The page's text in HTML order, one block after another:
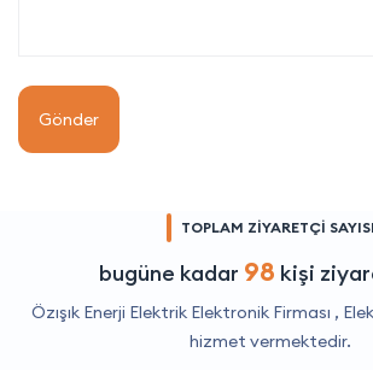
Gönder
TOPLAM ZİYARETÇİ SAYISI
bugüne kadar 98 kişi
Özışık Enerji Elektrik Elektronik Firması ,
hizmet vermektedir.